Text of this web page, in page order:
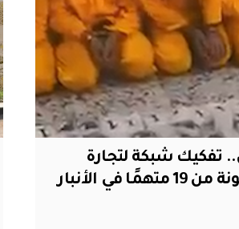
تفكيك شبكة لتجارة
في الأنبار